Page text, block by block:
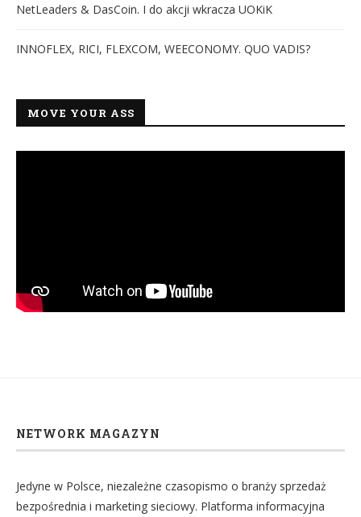
NetLeaders & DasCoin. I do akcji wkracza UOKiK
INNOFLEX, RICI, FLEXCOM, WEECONOMY. QUO VADIS?
MOVE YOUR ASS
NETWORK MAGAZYN
Jedyne w Polsce, niezależne czasopismo o branży sprzedaż
bezpośrednia i marketing sieciowy. Platforma informacyjna